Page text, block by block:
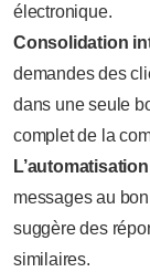
électronique.
Consolidation
demandes des
dans une seule
complet de la
L’automatisation
messages au
suggère des
similaires.